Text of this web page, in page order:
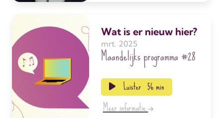
Wat is er nieuw hier?
mrt. 2025
Maandelijks programma#28
Luister 56 min
Meer informatie